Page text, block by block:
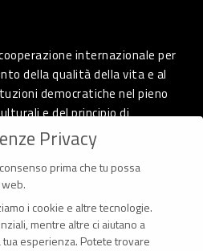
internazionale per
della qualità della vita e al
democratiche nel pieno
e del principio di
(Italia)
Privacy
prima che tu possa
i cookie e altre tecnologie.
mentre altre ci aiutano a
esperienza. Potete trovare